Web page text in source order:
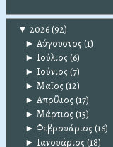
▼ 2026(92)
► Αύγουστος (1)
► Ιούλιος (6)
► Ιούνιος (7)
► Μαϊος (12)
► Απρίλιος (17)
► Μάρτιος (15)
► Φεβρουάριος (16)
► Ιανουάριος (18)